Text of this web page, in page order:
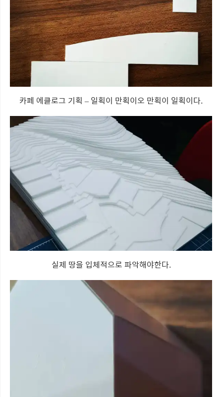
카페 에클로그 기획 – 일획이 만획이오 만획이 일획이다.
실제 땅을 입체적으로 파악해야한다.